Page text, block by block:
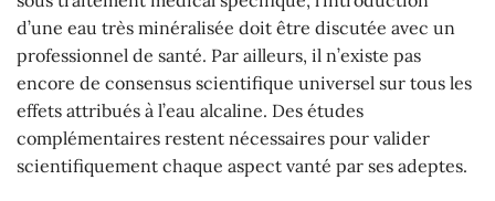
d’une eau très minéralisée doit être discutée avec un
professionnel de santé. Par ailleurs, il n’existe pas
encore de consensus scientifique universel sur tous les
effets attribués à l’eau alcaline. Des études
complémentaires restent nécessaires pour valider
scientifiquement chaque aspect vanté par ses adeptes.